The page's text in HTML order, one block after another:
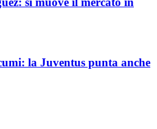
la Juventus punta anche